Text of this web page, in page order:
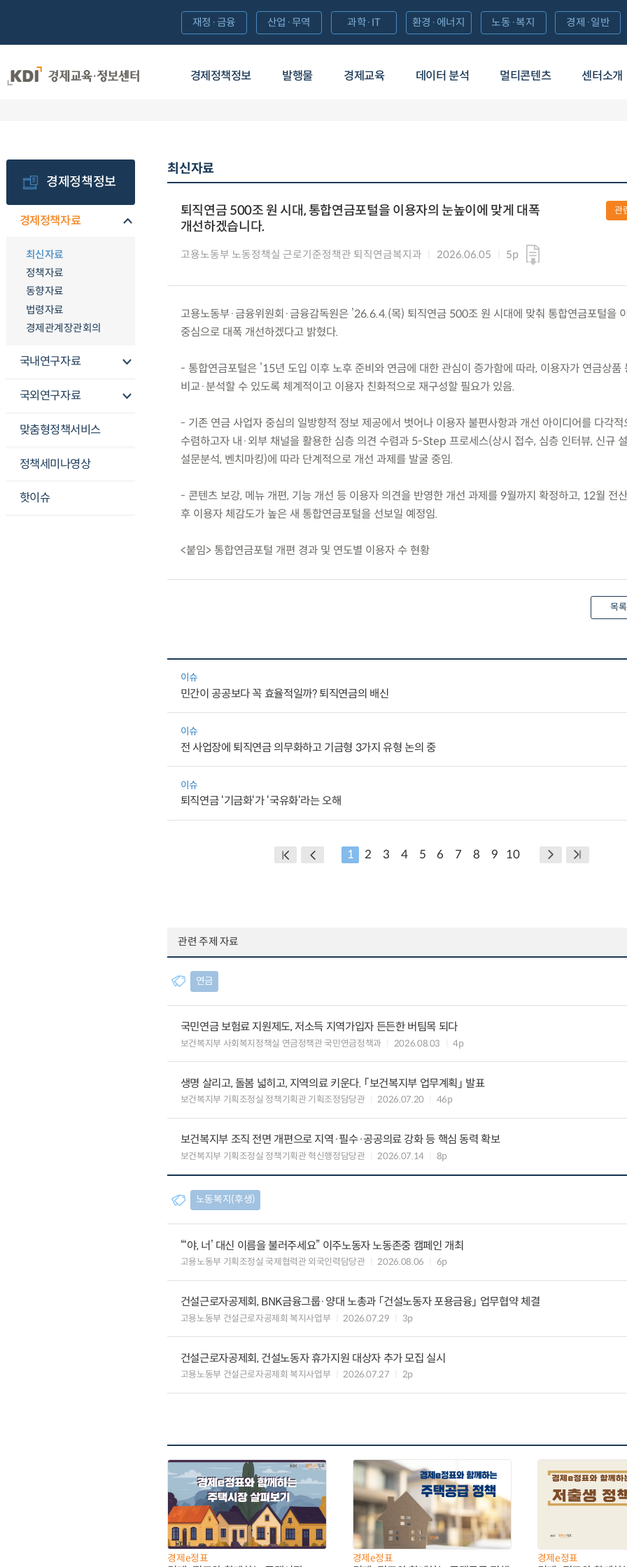
경제정책정보 발행물 경제교육 데이터 분석 멀티콘텐츠 센터소개
재정·금융 산업·무역 과학·IT 환경·에너지 노동·복지 경제·일반
경제정책정보
경제정책자료
최신자료
정책자료
동향자료
법령자료
경제관계장관회의
국내연구자료
국외연구자료
맞춤형정책서비스
정책세미나영상
핫이슈
최신자료
퇴직연금 500조 원 시대, 통합연금포털을 이용자의 눈높이에 맞게 대폭
개선하겠습니다.
고용노동부 노동정책실 근로기준정책관 퇴직연금복지과 2026.06.05 5p
관
고용노동부·금융위원회·금융감독원은 ’26.6.4.(목) 퇴직연금 500조 원 시대에 맞춰 통합연금포털을
중심으로 대폭 개선하겠다고 밝혔다.
- 통합연금포털은 ’15년 도입 이후 노후 준비와 연금에 대한 관심이 증가함에 따라, 이용자가 연금상품
비교·분석할 수 있도록 체계적이고 이용자 친화적으로 재구성할 필요가 있음.
- 기존 연금 사업자 중심의 일방향적 정보 제공에서 벗어나 이용자 불편사항과 개선 아이디어를 다각적
수렴하고자 내·외부 채널을 활용한 심층 의견 수렴과 5-Step 프로세스(상시 접수, 심층 인터뷰, 신규
설문분석, 벤치마킹)에 따라 단계적으로 개선 과제를 발굴 중임.
- 콘텐츠 보강, 메뉴 개편, 기능 개선 등 이용자 의견을 반영한 개선 과제를 9월까지 확정하고, 12월 전
후 이용자 체감도가 높은 새 통합연금포털을 선보일 예정임.
<붙임> 통합연금포털 개편 경과 및 연도별 이용자 수 현황
목록
이슈
민간이 공공보다 꼭 효율적일까? 퇴직연금의 배신
이슈
전 사업장에 퇴직연금 의무화하고 기금형 3가지 유형 논의 중
이슈
퇴직연금 ‘기금화‘가 ‘국유화‘라는 오해
1 2 3 4 5 6 7 8 9 10
관련 주제 자료
연금
국민연금 보험료 지원제도, 저소득 지역가입자 든든한 버팀목 되다
보건복지부 사회복지정책실 연금정책관 국민연금정책과 2026.08.03 4p
생명 살리고, 돌봄 넓히고, 지역의료 키운다. 「보건복지부 업무계획」 발표
보건복지부 기획조정실 정책기획관 기획조정담당관 2026.07.20 46p
보건복지부 조직 전면 개편으로 지역·필수·공공의료 강화 등 핵심 동력 확보
보건복지부 기획조정실 정책기획관 혁신행정담당관 2026.07.14 8p
노동복지(후생)
“‘야, 너’ 대신 이름을 불러주세요” 이주노동자 노동존중 캠페인 개최
고용노동부 기획조정실 국제협력관 외국인력담당관 2026.08.06 6p
건설근로자공제회, BNK금융그룹·양대 노총과 「건설노동자 포용금융」 업무협약 체결
고용노동부 건설근로자공제회 복지사업부 2026.07.29 3p
건설근로자공제회, 건설노동자 휴가지원 대상자 추가 모집 실시
고용노동부 건설근로자공제회 복지사업부 2026.07.27 2p
경제e정표 경제e정표 경제e정표